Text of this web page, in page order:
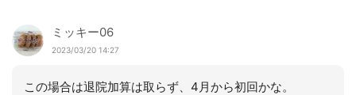
ミッキー06
2023/03/20 14:27
この場合は退院加算は取らず、4月から初回かな。